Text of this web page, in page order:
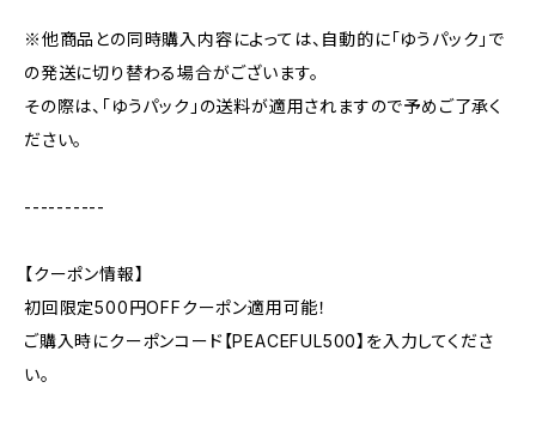
※他商品との同時購入内容によっては、自動的に「ゆうパック」で
の発送に切り替わる場合がございます。
その際は、「ゆうパック」の送料が適用されますので予めご了承く
ださい。
----------
【クーポン情報】
初回限定500円OFFクーポン適用可能！
ご購入時にクーポンコード【PEACEFUL500】を入力してくださ
い。